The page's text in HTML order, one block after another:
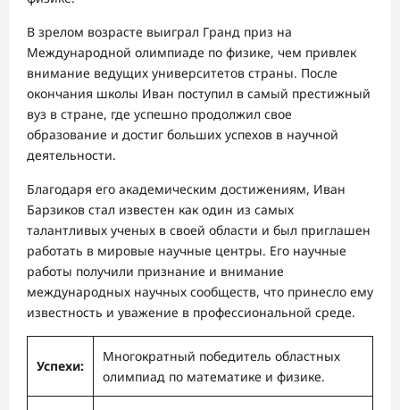
В зрелом возрасте выиграл Гранд приз на
Международной олимпиаде по физике, чем привлек
внимание ведущих университетов страны. После
окончания школы Иван поступил в самый престижный
вуз в стране, где успешно продолжил свое
образование и достиг больших успехов в научной
деятельности.
Благодаря его академическим достижениям, Иван
Барзиков стал известен как один из самых
талантливых ученых в своей области и был приглашен
работать в мировые научные центры. Его научные
работы получили признание и внимание
международных научных сообществ, что принесло ему
известность и уважение в профессиональной среде.
Успехи:
Многократный победитель областных
олимпиад по математике и физике.